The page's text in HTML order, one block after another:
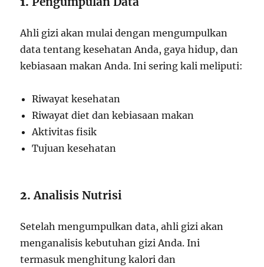
Ahli gizi akan mulai dengan mengumpulkan
data tentang kesehatan Anda, gaya hidup, dan
kebiasaan makan Anda. Ini sering kali meliputi:
Riwayat kesehatan
Riwayat diet dan kebiasaan makan
Aktivitas fisik
Tujuan kesehatan
2.Analisis Nutrisi
Setelah mengumpulkan data, ahli gizi akan
menganalisis kebutuhan gizi Anda. Ini
termasuk menghitung kalori dan